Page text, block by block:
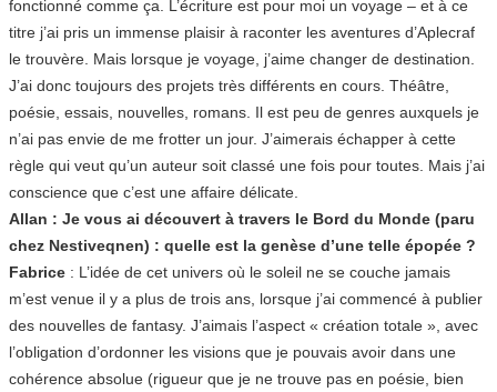
fonctionné comme ça. L’écriture est pour moi un voyage – et à ce
titre j’ai pris un immense plaisir à raconter les aventures d’Aplecraf
le trouvère. Mais lorsque je voyage, j’aime changer de destination.
J’ai donc toujours des projets très différents en cours. Théâtre,
poésie, essais, nouvelles, romans. Il est peu de genres auxquels je
n’ai pas envie de me frotter un jour. J’aimerais échapper à cette
règle qui veut qu’un auteur soit classé une fois pour toutes. Mais j’ai
conscience que c’est une affaire délicate.
Allan : Je vous ai découvert à travers le Bord du Monde (paru
chez Nestiveqnen) : quelle est la genèse d’une telle épopée ?
Fabrice : L’idée de cet univers où le soleil ne se couche jamais
m’est venue il y a plus de trois ans, lorsque j’ai commencé à publier
des nouvelles de fantasy. J’aimais l’aspect « création totale », avec
l’obligation d’ordonner les visions que je pouvais avoir dans une
cohérence absolue (rigueur que je ne trouve pas en poésie, bien